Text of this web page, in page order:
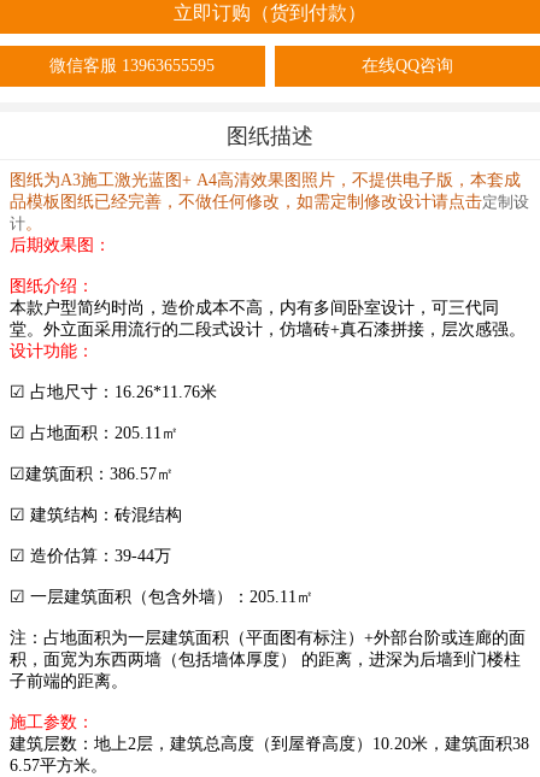
立即订购（货到付款）
微信客服 13963655595 在线QQ咨询
图纸描述
图纸为A3施工激光蓝图+ A4高清效果图照片，不提供电子版，本套成
品模板图纸已经完善，不做任何修改，如需定制修改设计请点击定制设
计。
后期效果图：
图纸介绍：
本款户型简约时尚，造价成本不高，内有多间卧室设计，可三代同
堂。外立面采用流行的二段式设计，仿墙砖+真石漆拼接，层次感强。
设计功能：
☑ 占地尺寸：16.26*11.76米
☑ 占地面积：205.11㎡
☑建筑面积：386.57㎡
☑ 建筑结构：砖混结构
☑ 造价估算：39-44万
☑ 一层建筑面积（包含外墙）：205.11㎡
注：占地面积为一层建筑面积（平面图有标注）+外部台阶或连廊的面
积，面宽为东西两墙（包括墙体厚度） 的距离，进深为后墙到门楼柱
子前端的距离。
施工参数：
建筑层数：地上2层，建筑总高度（到屋脊高度）10.20米，建筑面积38
6.57平方米。